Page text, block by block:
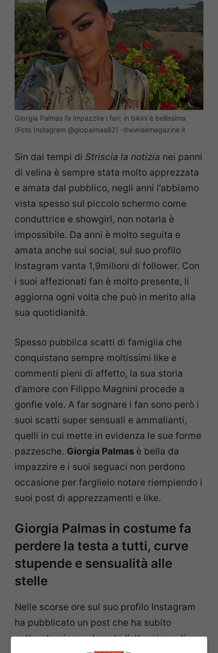
Giorgia Palmas fa impazzire i fan: in bikini è bellissima
(Foto Instagram @giopalmas82) -thewisemagazine.it
Sin dai tempi di Striscia la notizia nei panni
di velina è sempre stata molto apprezzata
e amata dal pubblico, negli anni l’abbiamo
vista spesso sul piccolo schermo come
conduttrice e showgirl, non notarla è
impossibile. Da anni è molto seguita e
amata anche sui social, sul suo profilo
Instagram vanta 1,9milioni di follower. Con
i suoi affezionati fan è molto presente, li
aggiorna ogni volta che può in merito alla
sua quotidianità.
Spesso pubblica scatti di famiglia che
conquistano sempre moltissimi like e
commenti pieni di affetto, la sua storia
d’amore con Filippo Magnini procede a
gonfie vele. A far sognare i fan sono però i
suoi scatti super sensuali e ammalianti,
quelli in cui mette in evidenza le sue forme
pazzesche. Giorgia Palmas è bella da
impazzire e i suoi seguaci non perdono
occasione per farglielo notare riempiendo i
suoi post di apprezzamenti e like.
Giorgia Palmas in costume fa
perdere la testa a tutti, curve
stupende e sensualità alle
stelle
Nelle scorse ore sul suo profilo Instagram
ha pubblicato un post che ha subito
catturato piacevolmente l’attenzione di